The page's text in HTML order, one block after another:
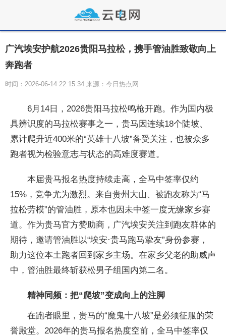
广汽埃安护航2026贵阳马拉松，携手管油胜致敬向上
奔跑者
时间：2026-06-14 22:15:34 来源：今日热点网
6月14日，2026贵阳马拉松鸣枪开跑。作为国内极
具辨识度的马拉松赛事之一，贵马因连续18个陡坡、
累计爬升近400米的“英雄十八坡”备受关注，也被众多
跑者视为检验意志与状态的高难度赛道。
本届贵马报名热度持续走高，全马中签率仅约
15%，竞争尤为激烈。来自贵州大山、被跑友称为“马
拉松劳模”的管油胜，原本也因未中签一度无缘家乡赛
道。作为贵马官方赞助商，广汽埃安关注到跑友群体的
期待，邀请管油胜以“埃安·贵马跑马挚友”身份参赛，
助力这位本土跑者回到家乡主场。在家乡父老的助威声
中，管油胜最终斩获松男子组国内第二名。
精神同频：把“爬坡”变成向上的注脚
在跑者眼里，贵马的“魔鬼十八坡”是必须征服的荣
誉殿堂。2026年的贵马报名热度空前，全马中签率仅